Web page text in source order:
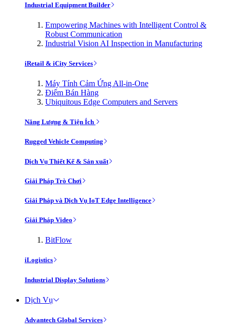
Industrial Equipment Builder
Empowering Machines with Intelligent Control &
Robust Communication
Industrial Vision AI Inspection in Manufacturing
iRetail & iCity Services
Máy Tính Cảm Ứng All-in-One
Điểm Bán Hàng
Ubiquitous Edge Computers and Servers
Năng Lượng & Tiện Ích
Rugged Vehicle Computing
Dịch Vụ Thiết Kế & Sản xuất
Giải Pháp Trò Chơi
Giải Pháp và Dịch Vụ IoT Edge Intelligence
Giải Pháp Video
BitFlow
iLogistics
Industrial Display Solutions
Dịch Vụ
Advantech Global Services